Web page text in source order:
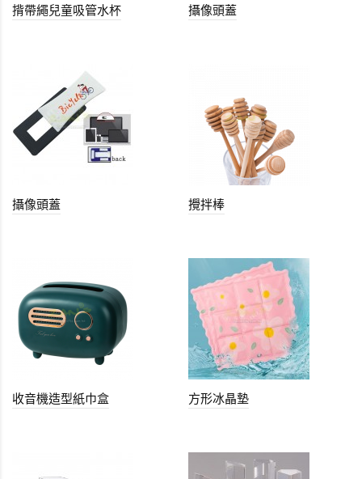
揹帶繩兒童吸管水杯 攝像頭蓋
攝像頭蓋 攪拌棒
收音機造型紙巾盒 方形冰晶墊